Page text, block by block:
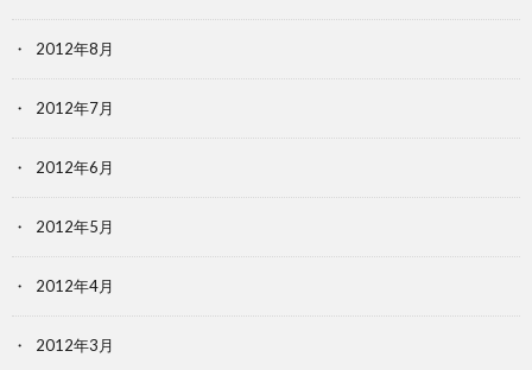
2012年8月
2012年7月
2012年6月
2012年5月
2012年4月
2012年3月